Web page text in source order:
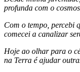
profunda com o
Com o tempo, percebi
comecei a canalizar
Hoje ao olhar para o
na Terra é ajudar